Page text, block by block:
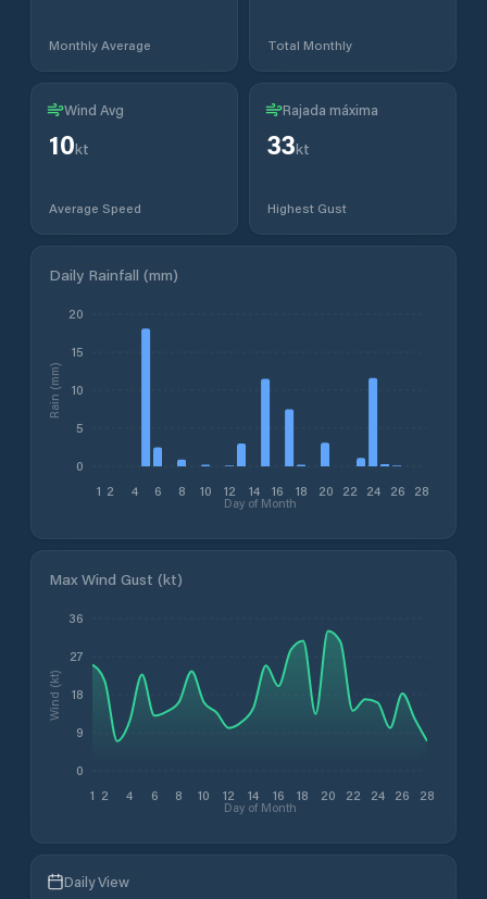
Monthly Average Total Monthly
Wind Avg
10kt
Average Speed
Rajada máxima
33kt
Highest Gust
Daily Rainfall (mm)
1 2 4 6 8 10 12 14 16 18 20 22 24 26 28
Day of Month
0
5
10
15
20
Rain (mm)
Max Wind Gust (kt)
1 2 4 6 8 10 12 14 16 18 20 22 24 26 28
Day of Month
0
9
18
27
36
Wind (kt)
Daily View